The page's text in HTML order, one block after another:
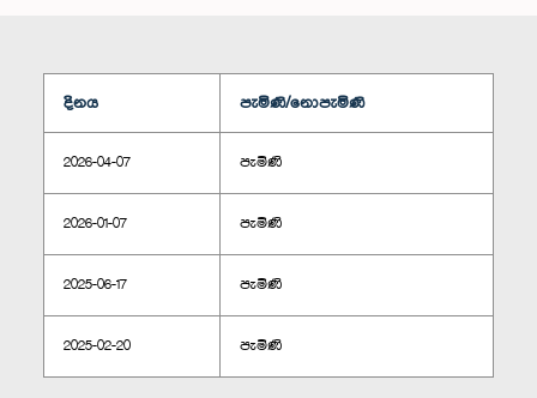
දිනය පැමිණි/නොපැමිණි
2026-04-07 පැමිණි
2026-01-07 පැමිණි
2025-06-17 පැමිණි
2025-02-20 පැමිණි